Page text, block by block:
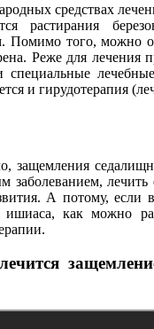
средствах
растирания
Помимо того, можно
Реже для лечения
специальные
и гирудотерапия
защемления
заболеванием, лечить
А потому, если
ишиаса, как можно